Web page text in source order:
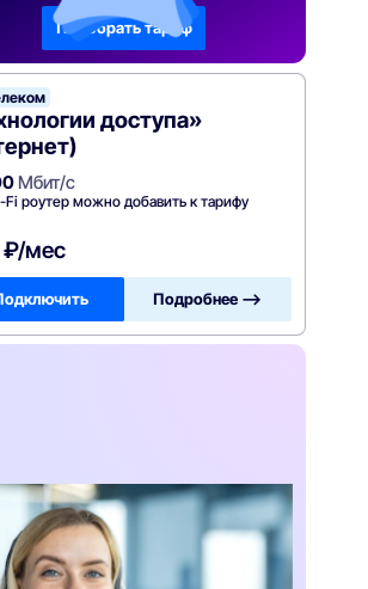
Подобрать тариф
доступа»
Мбит/с
Fi роутер можно добавить к тарифу
мес
Подробнее —>